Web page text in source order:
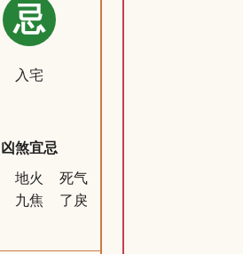
忌
入宅
凶煞宜忌
地火
死气
九焦 了戾